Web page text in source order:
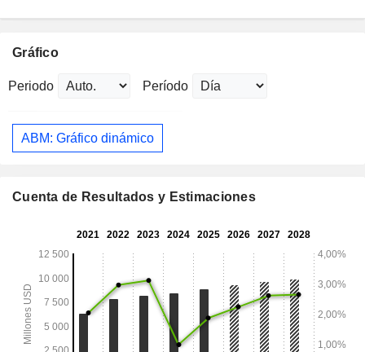
Gráfico
Periodo Período
ABM: Gráfico dinámico
Cuenta de Resultados y Estimaciones